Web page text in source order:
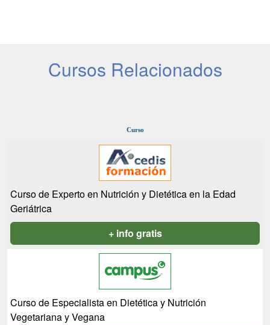
Cursos Relacionados
Curso
Curso de Experto en Nutrición y Dietética en la Edad
Geriátrica
+ info gratis
Curso de Especialista en Dietética y Nutrición
Vegetariana y Vegana